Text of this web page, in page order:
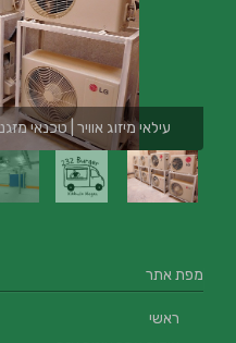
עילאי מיזוג אוויר | טכנאי
מפת אתר
ראשי